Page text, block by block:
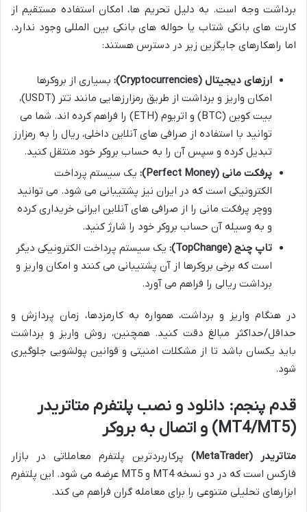
برداشت وجه است. به دلیل تحریم ها، امکان استفاده مستقیم از
کارت های بانکی شتاب یا حواله های بانکی بین المللی وجود ندارد.
اما راهکارهای جایگزین زیر در دسترس هستند:
ارزهای دیجیتال (Cryptocurrencies):
بسیاری از بروکرها
امکان واریز و برداشت از طریق رمزارزهایی مانند تتر (USDT)،
بیت کوین (BTC) و اتریوم (ETH) را فراهم کرده اند. شما می
توانید با استفاده از صرافی های آنلاین داخلی، ریال را به رمزارز
تبدیل کرده و سپس آن را به حساب بروکر خود منتقل کنید.
پرفکت مانی (Perfect Money):
یک سیستم پرداخت
الکترونیکی است که در ایران نیز پشتیبانی می شود. می توانید
ووچر پرفکت مانی را از صرافی های آنلاین ایرانی خریداری کرده
و به وسیله آن حساب بروکر خود را شارژ کنید.
تاپ چنج (TopChange):
یک سیستم پرداخت الکترونیکی دیگر
است که برخی بروکرها از آن پشتیبانی می کنند و امکان واریز و
برداشت ریالی را فراهم می آورد.
در هنگام واریز و برداشت، همواره به کارمزدها، زمان پردازش و
حداقل/حداکثر مبالغ دقت کنید. همچنین، روش واریز و برداشت
باید یکسان باشد تا از مشکلات امنیتی و قوانین پولشویی جلوگیری
شود.
قدم پنجم: دانلود و نصب پلتفرم متاتریدر
(MT4/MT5) و اتصال به بروکر
متاتریدر (MetaTrader)
پرکاربردترین پلتفرم معاملاتی در بازار
فارکس است که در دو نسخه MT4 و MT5 عرضه می شود. این پلتفرم
ابزارهای تحلیلی متنوعی را برای معامله گران فراهم می کند.